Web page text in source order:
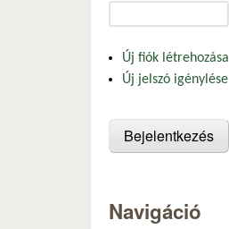
Új fiók létrehozása
Új jelszó igénylése
Navigáció